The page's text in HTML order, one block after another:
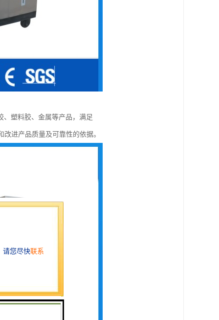
、塑料胶、金属等产品，满足
进产品质量及可靠性的依据。